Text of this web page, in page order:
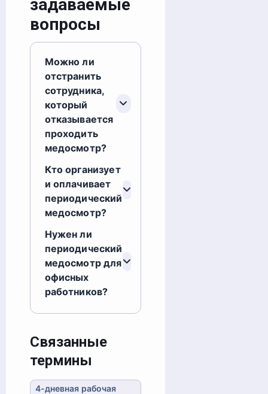
задаваемые
вопросы
Можно ли
отстранить
сотрудника,
который
отказывается
проходить
медосмотр?
Кто организует
и оплачивает
периодический
медосмотр?
Нужен ли
периодический
медосмотр для
офисных
работников?
Связанные
термины
4-дневная рабочая